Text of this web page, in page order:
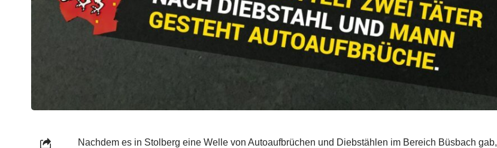
Nachdem es in Stolberg eine Welle von Autoaufbrüchen und Diebstählen im Bereich Büsbach gab,